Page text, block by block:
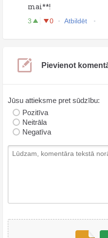
mai**!
3 0 Atbildēt
Pievienot
Jūsu attieksme pret sūdzību:
Pozitīva
Neitrāla
Negatīva